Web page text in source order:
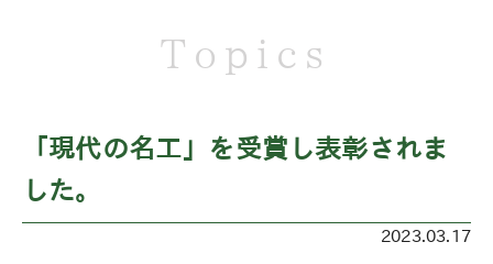
Topics
「現代の名工」を受賞し表彰されま
した。
2023.03.17